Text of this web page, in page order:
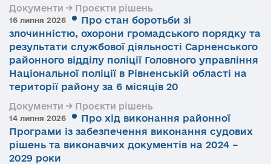
Документи → Проєкти рішень
16 липня 2026
Про стан боротьби зі
злочинністю, охорони громадського порядку та
результати службової діяльності Сарненського
районного відділу поліції Головного управління
Національної поліції в Рівненській області на
території району за 6 місяців 20
Документи → Проєкти рішень
14 липня 2026
Про хід виконання районної
Програми із забезпечення виконання судових
рішень та виконавчих документів на 2024 –
2029 роки